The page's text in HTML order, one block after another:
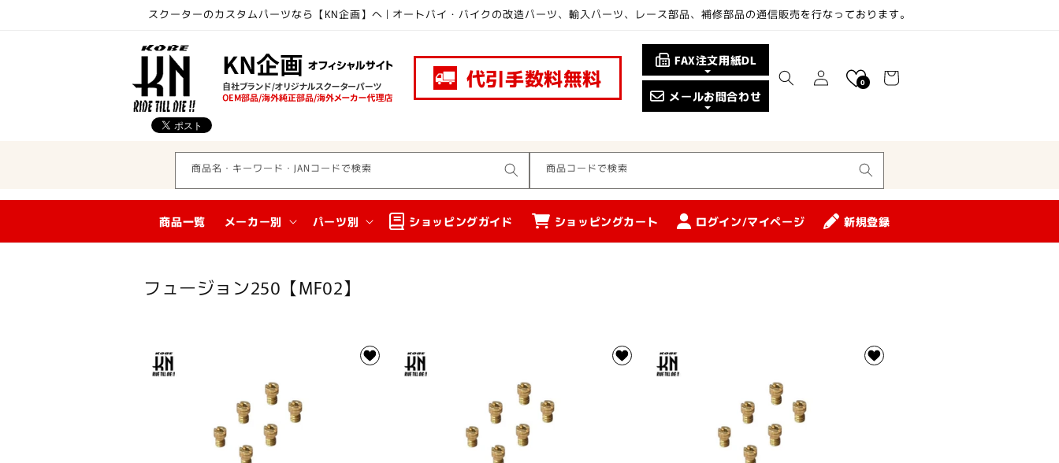
スクーターのカスタムパーツなら【KN企画】へ | オートバイ・バイクの改造パーツ、輸入パーツ、レース部品、補修部品の通信販売を行なっております。
代引手数料無料
FAX注文用紙DL
メールお問合わせ
グ
イ
0
ー
商品名・キーワード・JANコードで検索 商品コードで検索
商品一覧 メーカー別 パーツ別 ショッピングガイド ショッピングカート ログイン/マイページ 新規登録
コ
シ
ョ
フュージョン250【MF02】